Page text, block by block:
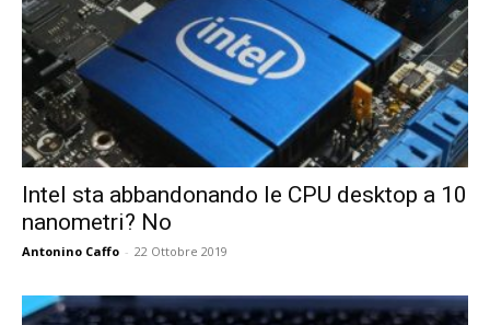
Intel sta abbandonando le CPU desktop a 10
nanometri? No
Antonino Caffo - 22 Ottobre 2019